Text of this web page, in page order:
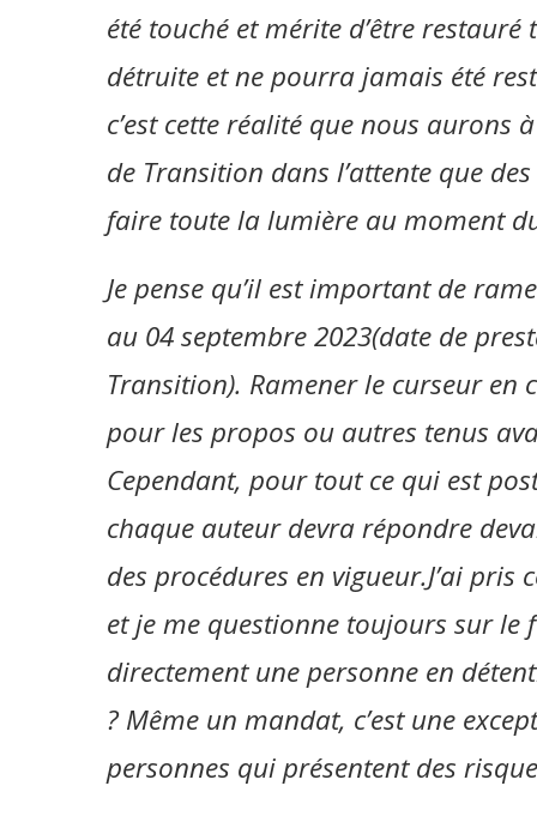
été touché et mérite d’être
détruite et ne pourra jamais été
c’est cette réalité que nous
de Transition dans l’attente que
faire toute la lumière au moment
Je pense qu’il est important de
au 04 septembre 2023(date de
Transition). Ramener le curseur en
pour les propos ou autres tenus
Cependant, pour tout ce qui est
chaque auteur devra répondre
des procédures en vigueur.J’ai pris
et je me questionne toujours sur le
directement une personne en
? Même un mandat, c’est une
personnes qui présentent des